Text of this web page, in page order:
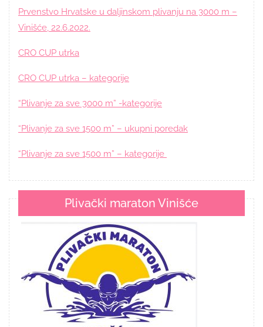
Prvenstvo Hrvatske u daljinskom plivanju na 3000 m –
Vinišće, 22.6.2022.
CRO CUP utrka
CRO CUP utrka – kategorije
“Plivanje za sve 3000 m” -kategorije
“Plivanje za sve 1500 m” – ukupni poredak
“Plivanje za sve 1500 m” – kategorije
Plivački maraton Vinišće